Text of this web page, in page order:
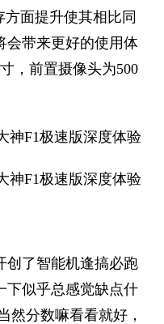
面提升使其相比同
会带来更好的使用体
，前置摄像头为500
了智能机逢搞必跑
下似乎总感觉缺点什
分数嘛看看就好，